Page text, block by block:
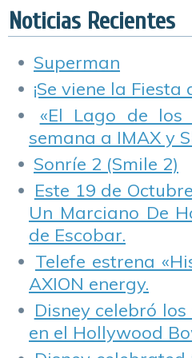
Noticias Recientes
Superman
¡Se viene la Fiesta
«El Lago de los
semana a IMAX y
Sonríe 2 (Smile 2)
Este 19 de
Un Marciano De
de Escobar.
Telefe estrena
AXION energy.
Disney celebró
en el Hollywood